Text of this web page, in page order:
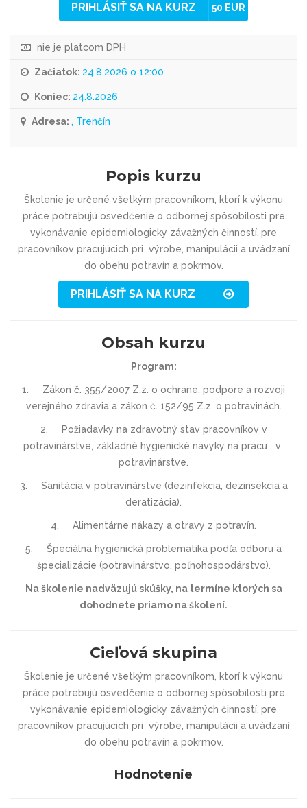
PRIHLÁSIŤ SA NA KURZ 50 EUR
nie je platcom DPH
Začiatok: 24.8.2026 o 12:00
Koniec: 24.8.2026
Adresa: , Trenčín
Popis kurzu
Školenie je určené všetkým pracovníkom, ktorí k výkonu
práce potrebujú osvedčenie o odbornej spôsobilosti pre
vykonávanie epidemiologicky závažných činností, pre
pracovníkov pracujúcich pri výrobe, manipulácii a uvádzaní
do obehu potravín a pokrmov.
PRIHLÁSIŤ SA NA KURZ
Obsah kurzu
Program:
1.
Zákon č. 355/2007 Z.z. o ochrane, podpore a rozvoji
verejného zdravia a zákon č. 152/95 Z.z. o potravinách.
2.
Požiadavky na zdravotný stav pracovníkov v
potravinárstve, základné hygienické návyky na prácu
v
potravinárstve.
3.
Sanitácia v potravinárstve (dezinfekcia, dezinsekcia a
deratizácia).
4. Alimentárne nákazy a otravy z potravín.
5.
Špeciálna hygienická problematika podľa odboru a
špecializácie (potravinárstvo, poľnohospodárstvo).
Na školenie nadväzujú skúšky, na termíne ktorých sa
dohodnete priamo na školení.
Cieľová skupina
Školenie je určené všetkým pracovníkom, ktorí k výkonu
práce potrebujú osvedčenie o odbornej spôsobilosti pre
vykonávanie epidemiologicky závažných činností, pre
pracovníkov pracujúcich pri výrobe, manipulácii a uvádzaní
do obehu potravín a pokrmov.
Hodnotenie